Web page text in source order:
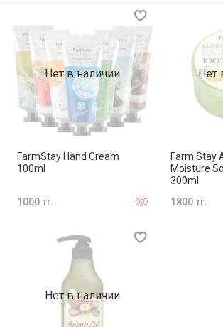
Нет в наличии
FarmStay Hand Cream
100ml
1000 тг.
Нет
Farm Stay
Moisture
300ml
1800 тг.
Нет в наличии